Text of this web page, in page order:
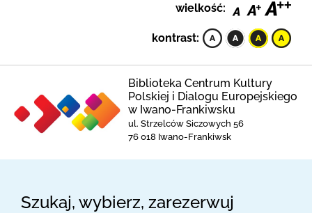
wielkość:
kontrast:
Biblioteka Centrum Kultury
Polskiej i Dialogu Europejskiego
w Iwano-Frankiwsku
ul. Strzelców Siczowych 56
76 018 Iwano-Frankiwsk
Szukaj, wybierz, zarezerwuj